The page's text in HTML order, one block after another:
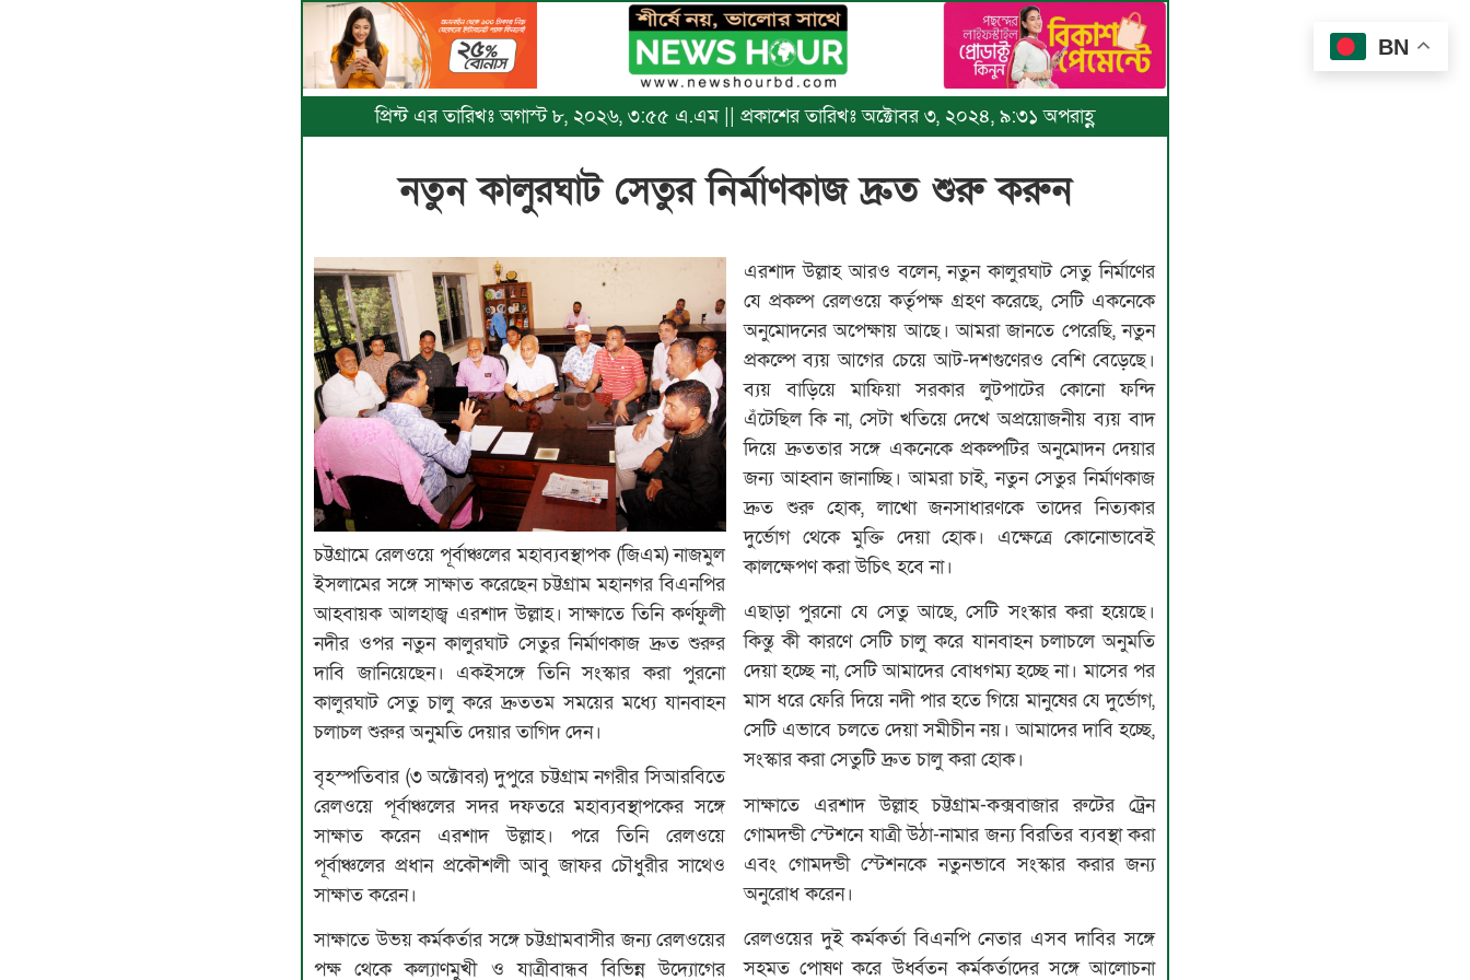
প্রিন্ট এর তারিখঃ অগাস্ট ৮, ২০২৬, ৩:৫৫ এ.এম || প্রকাশের তারিখঃ অক্টোবর ৩, ২০২৪, ৯:৩১ অপরাহ্ণ
নতুন কালুরঘাট সেতুর নির্মাণকাজ দ্রুত শুরু করুন
চট্টগ্রামে রেলওয়ে পূর্বাঞ্চলের মহাব্যবস্থাপক (জিএম) নাজমুল
ইসলামের সঙ্গে সাক্ষাত করেছেন চট্টগ্রাম মহানগর বিএনপির
আহবায়ক আলহাজ্ব এরশাদ উল্লাহ। সাক্ষাতে তিনি কর্ণফুলী
নদীর ওপর নতুন কালুরঘাট সেতুর নির্মাণকাজ দ্রুত শুরুর
দাবি জানিয়েছেন। একইসঙ্গে তিনি সংস্কার করা পুরনো
কালুরঘাট সেতু চালু করে দ্রুততম সময়ের মধ্যে যানবাহন
চলাচল শুরুর অনুমতি দেয়ার তাগিদ দেন।
বৃহস্পতিবার (৩ অক্টোবর) দুপুরে চট্টগ্রাম নগরীর সিআরবিতে
রেলওয়ে পূর্বাঞ্চলের সদর দফতরে মহাব্যবস্থাপকের সঙ্গে
সাক্ষাত করেন এরশাদ উল্লাহ। পরে তিনি রেলওয়ে
পূর্বাঞ্চলের প্রধান প্রকৌশলী আবু জাফর চৌধুরীর সাথেও
সাক্ষাত করেন।
সাক্ষাতে উভয় কর্মকর্তার সঙ্গে চট্টগ্রামবাসীর জন্য রেলওয়ের
পক্ষ থেকে কল্যাণমুখী ও যাত্রীবান্ধব বিভিন্ন উদ্যোগের
এরশাদ উল্লাহ আরও বলেন, নতুন কালুরঘাট সেতু নির্মাণের
যে প্রকল্প রেলওয়ে কর্তৃপক্ষ গ্রহণ করেছে, সেটি একনেকে
অনুমোদনের অপেক্ষায় আছে। আমরা জানতে পেরেছি, নতুন
প্রকল্পে ব্যয় আগের চেয়ে আট-দশগুণেরও বেশি বেড়েছে।
ব্যয় বাড়িয়ে মাফিয়া সরকার লুটপাটের কোনো ফন্দি
এঁটেছিল কি না, সেটা খতিয়ে দেখে অপ্রয়োজনীয় ব্যয় বাদ
দিয়ে দ্রুততার সঙ্গে একনেকে প্রকল্পটির অনুমোদন দেয়ার
জন্য আহ্বান জানাচ্ছি। আমরা চাই, নতুন সেতুর নির্মাণকাজ
দ্রুত শুরু হোক, লাখো জনসাধারণকে তাদের নিত্যকার
দুর্ভোগ থেকে মুক্তি দেয়া হোক। এক্ষেত্রে কোনোভাবেই
কালক্ষেপণ করা উচিৎ হবে না।
এছাড়া পুরনো যে সেতু আছে, সেটি সংস্কার করা হয়েছে।
কিন্তু কী কারণে সেটি চালু করে যানবাহন চলাচলে অনুমতি
দেয়া হচ্ছে না, সেটি আমাদের বোধগম্য হচ্ছে না। মাসের পর
মাস ধরে ফেরি দিয়ে নদী পার হতে গিয়ে মানুষের যে দুর্ভোগ,
সেটি এভাবে চলতে দেয়া সমীচীন নয়। আমাদের দাবি হচ্ছে,
সংস্কার করা সেতুটি দ্রুত চালু করা হোক।
সাক্ষাতে এরশাদ উল্লাহ চট্টগ্রাম-কক্সবাজার রুটের ট্রেন
গোমদন্ডী স্টেশনে যাত্রী উঠা-নামার জন্য বিরতির ব্যবস্থা করা
এবং গোমদন্ডী স্টেশনকে নতুনভাবে সংস্কার করার জন্য
অনুরোধ করেন।
রেলওয়ের দুই কর্মকর্তা বিএনপি নেতার এসব দাবির সঙ্গে
সহমত পোষণ করে উর্ধ্বতন কর্মকর্তাদের সঙ্গে আলোচনা
BN